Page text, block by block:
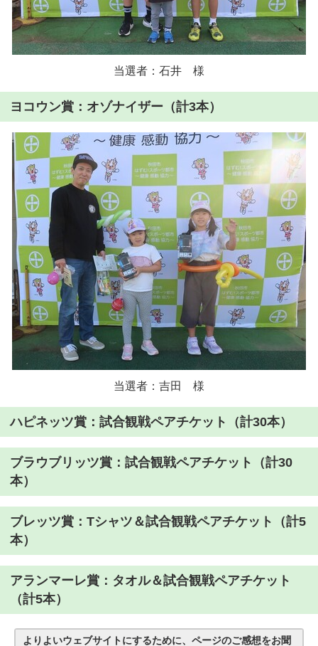
当選者：石井 様
ヨコウン賞：オゾナイザー（計3本）
当選者：吉田 様
ハピネッツ賞：試合観戦ペアチケット（計30本）
ブラウブリッツ賞：試合観戦ペアチケット（計30
本）
ブレッツ賞：Tシャツ＆試合観戦ペアチケット（計5
本）
アランマーレ賞：タオル＆試合観戦ペアチケット
（計5本）
よりよいウェブサイトにするために、ページのご感想をお聞